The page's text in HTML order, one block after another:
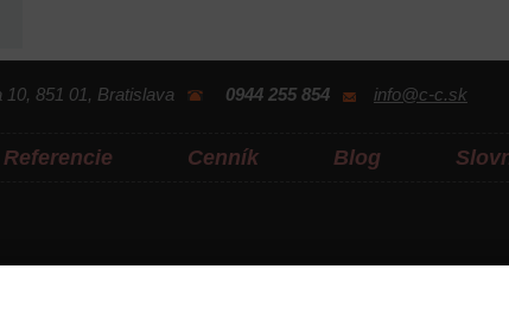
10, 851 01, Bratislava 0944 255 854 info@c-c.sk
Referencie Cenník Blog